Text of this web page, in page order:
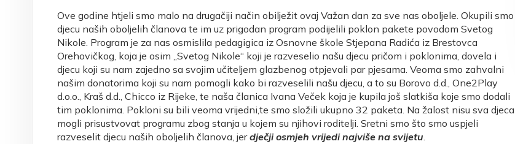
Ove godine htjeli smo malo na drugačiji način obilježit ovaj Važan dan za sve nas oboljele. Okupili smo
djecu naših oboljelih članova te im uz prigodan program podijelili poklon pakete povodom Svetog
Nikole. Program je za nas osmislila pedagigica iz Osnovne škole Stjepana Radića iz Brestovca
Orehovičkog, koja je osim „Svetog Nikole“ koji je razveselio našu djecu pričom i poklonima, dovela i
djecu koji su nam zajedno sa svojim učiteljem glazbenog otpjevali par pjesama. Veoma smo zahvalni
našim donatorima koji su nam pomogli kako bi razveselili našu djecu, a to su Borovo d.d., One2Play
d.o.o., Kraš d.d., Chicco iz Rijeke, te naša članica Ivana Veček koja je kupila još slatkiša koje smo dodali
tim poklonima. Pokloni su bili veoma vrijedni,te smo složili ukupno 32 paketa. Na žalost nisu sva djeca
mogli prisustvovat programu zbog stanja u kojem su njihovi roditelji. Sretni smo što smo uspjeli
razveselit djecu naših oboljelih članova, jerdječji osmjeh vrijedi najviše na svijetu.